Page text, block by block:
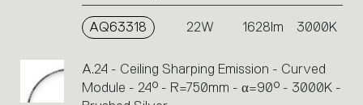
AQ63318 22W 1628lm 3000K
A.24 - Ceiling Sharping Emission - Curved
Module - 24° - R=750mm - α=90° - 3000K -